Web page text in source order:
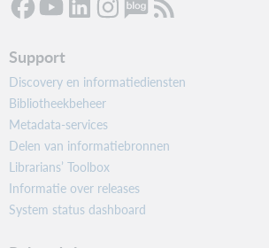
Support
Discovery en informatiediensten
Bibliotheekbeheer
Metadata-services
Delen van informatiebronnen
Librarians’ Toolbox
Informatie over releases
System status dashboard